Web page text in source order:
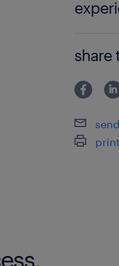
れてい
share